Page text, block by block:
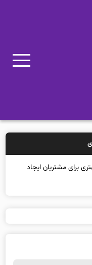
برای مشتریان ایجاد